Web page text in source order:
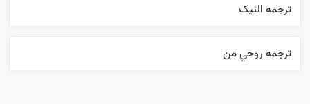
ترجمه النیک
ترجمه روحي من